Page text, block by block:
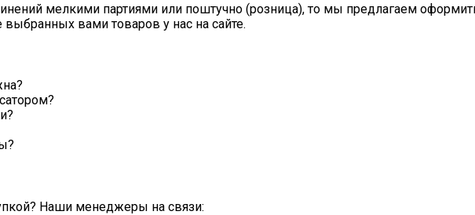
мелкими партиями или поштучно (розница), то мы предлагаем
вами товаров у нас на сайте.
Наши менеджеры на связи: